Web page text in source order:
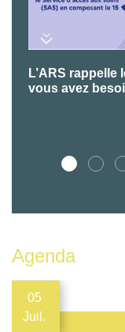
L’ARS
vous avez
Agenda
05
Juil.